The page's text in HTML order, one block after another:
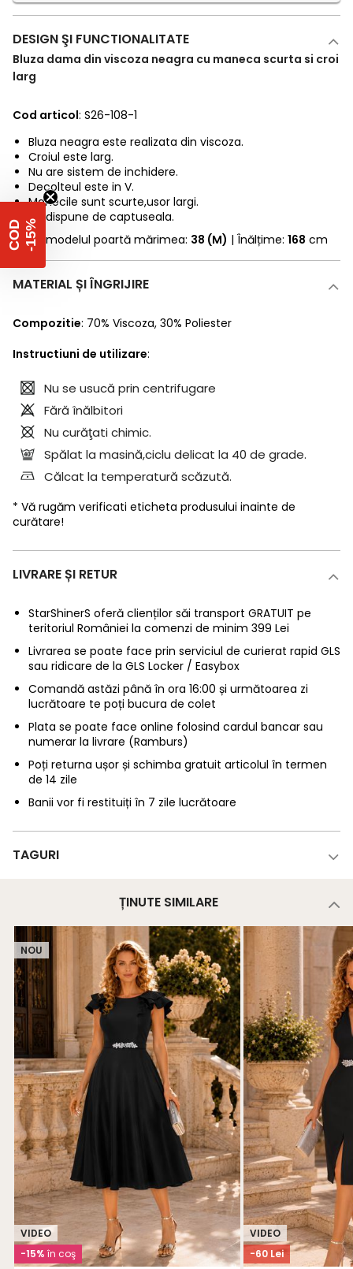
DESIGN ŞI FUNCTIONALITATE
Bluza dama din viscoza neagra cu maneca scurta si croi
larg
Cod articol: S26-108-1
Bluza neagra este realizata din viscoza.
Croiul este larg.
Nu are sistem de inchidere.
Decolteul este in V.
Manecile sunt scurte,usor largi.
Nu dispune de captuseala.
* Fotomodelul poartă mărimea: 38 (M) | Înălțime: 168 cm
MATERIAL ȘI ÎNGRIJIRE
Compozitie: 70% Viscoza, 30% Poliester
Instructiuni de utilizare:
Nu se usucă prin centrifugare
Fără înălbitori
Nu curăţati chimic.
Spălat la masină,ciclu delicat la 40 de grade.
Călcat la temperatură scăzută.
* Vă rugăm verificati eticheta produsului inainte de
curătare!
LIVRARE ȘI RETUR
StarShinerS oferă clienților săi transport GRATUIT pe
teritoriul României la comenzi de minim 399 Lei
Livrarea se poate face prin serviciul de curierat rapid GLS
sau ridicare de la GLS Locker / Easybox
Comandă astăzi până în ora 16:00 și următoarea zi
lucrătoare te poți bucura de colet
Plata se poate face online folosind cardul bancar sau
numerar la livrare (Ramburs)
Poți returna ușor și schimba gratuit articolul în termen
de 14 zile
Banii vor fi restituiți în 7 zile lucrătoare
TAGURI
ȚINUTE SIMILARE
-15% în coş
VIDEO
NOU
-60 Lei
VIDEO
C
O
D
-
1
5 %